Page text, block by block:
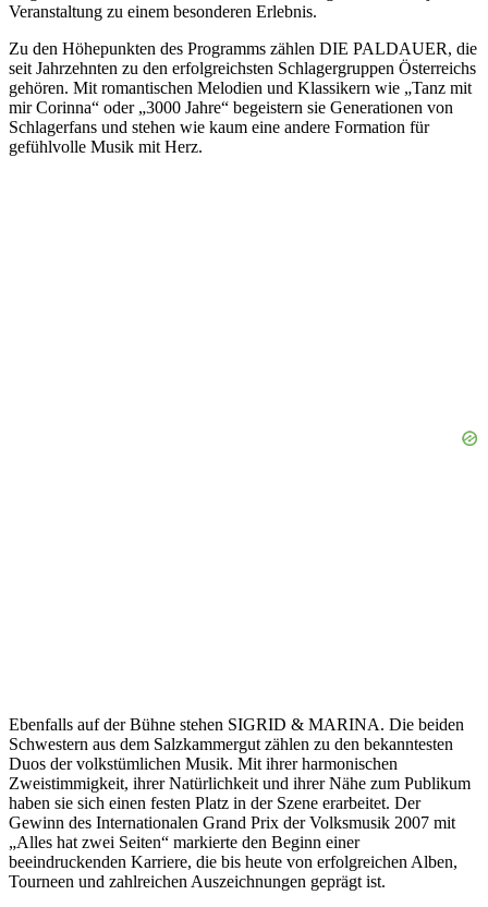
Veranstaltung zu einem besonderen Erlebnis.
Zu den Höhepunkten des Programms zählen DIE PALDAUER, die
seit Jahrzehnten zu den erfolgreichsten Schlagergruppen Österreichs
gehören. Mit romantischen Melodien und Klassikern wie „Tanz mit
mir Corinna“ oder „3000 Jahre“ begeistern sie Generationen von
Schlagerfans und stehen wie kaum eine andere Formation für
gefühlvolle Musik mit Herz.
Ebenfalls auf der Bühne stehen SIGRID & MARINA. Die beiden
Schwestern aus dem Salzkammergut zählen zu den bekanntesten
Duos der volkstümlichen Musik. Mit ihrer harmonischen
Zweistimmigkeit, ihrer Natürlichkeit und ihrer Nähe zum Publikum
haben sie sich einen festen Platz in der Szene erarbeitet. Der
Gewinn des Internationalen Grand Prix der Volksmusik 2007 mit
„Alles hat zwei Seiten“ markierte den Beginn einer
beeindruckenden Karriere, die bis heute von erfolgreichen Alben,
Tourneen und zahlreichen Auszeichnungen geprägt ist.